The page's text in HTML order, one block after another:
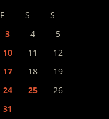
F S
S
3 4
5
10 11
12
17 18
19
24 25
26
31